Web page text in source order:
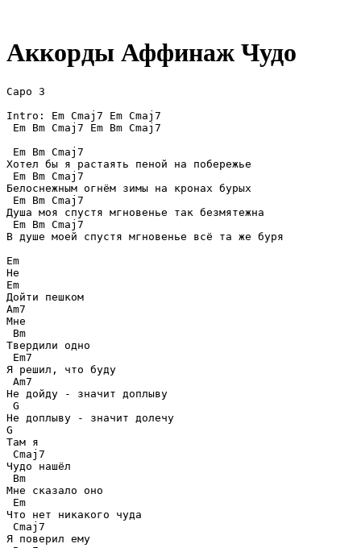
Аккорды АффинажЧудо
Capo 3
Intro: Em Cmaj7 Em Cmaj7
Em Bm Cmaj7 Em Bm Cmaj7
Em Bm Cmaj7
Хотел бы я растаять пеной на побережье
Em Bm Cmaj7
Белоснежным огнём зимы на кронах бурых
Em Bm Cmaj7
Душа моя спустя мгновенье так безмятежна
Em Bm Cmaj7
В душе моей спустя мгновенье всё та же буря
Em
Не
Em
Дойти пешком
Am7
Мне
Bm
Твердили одно
Em7
Я решил, что буду
Am7
Не дойду - значит доплыву
G
Не доплыву - значит долечу
G
Там я
Cmaj7
Чудо нашёл
Bm
Мне сказало оно
Em
Что нет никакого чуда
Cmaj7
Я поверил ему